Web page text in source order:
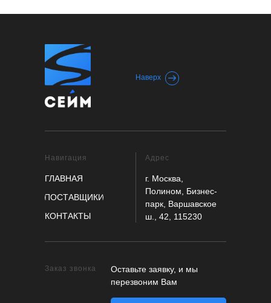
Наверх
Навигация Адрес
г. Москва,
Полином, Бизнес-
парк, Варшавское
ш., 42, 115230
Заказ звонка
Оставьте заявку, и мы
перезвоним Вам
ГЛАВНАЯ
ПОСТАВЩИКИ
КОНТАКТЫ